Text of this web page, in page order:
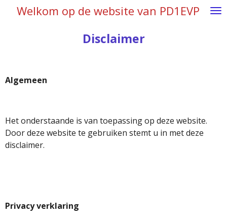
Welkom op de website van PD1EVP
Disclaimer
Algemeen
Het onderstaande is van toepassing op deze website.
Door deze website te gebruiken stemt u in met deze
disclaimer.
Privacy verklaring